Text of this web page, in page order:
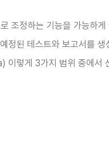
조정하는 기능을 가능하게
된 테스트와 보고서를
3가지 범위 중에서 선